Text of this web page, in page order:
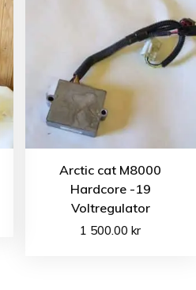
Arctic cat M8000
Hardcore -19
Voltregulator
1 500.00kr